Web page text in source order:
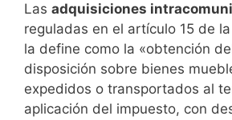
Las adquisiciones
reguladas en el artículo 15 de
la define como la «obtención
disposición sobre bienes
expedidos o transportados al
aplicación del impuesto, con